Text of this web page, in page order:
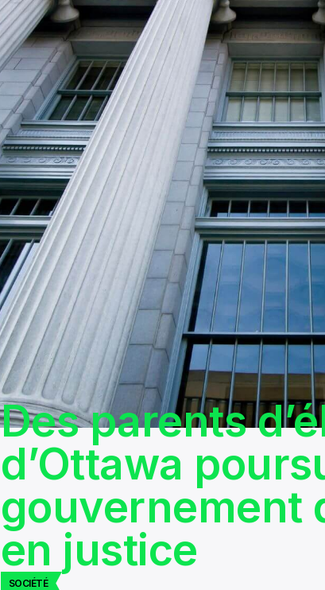
SOCIÉTÉ
Des parents
d’Ottawa
gouvernement
en justice